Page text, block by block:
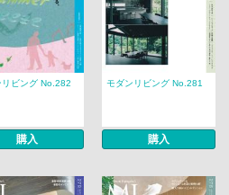
リビング No.282
購入
モダンリビング No.281
購入